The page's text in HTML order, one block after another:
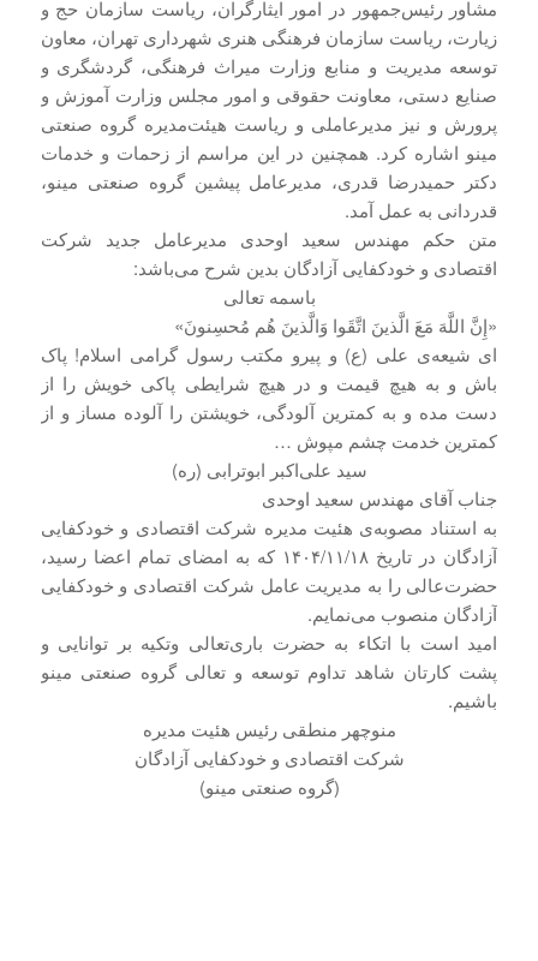
مشاور رئیس‌جمهور در امور ایثارگران، ریاست سازمان حج و
زیارت، ریاست سازمان فرهنگی هنری شهرداری تهران، معاون
توسعه مدیریت و منابع وزارت میراث فرهنگی، گردشگری و
صنایع دستی، معاونت حقوقی و امور مجلس وزارت آموزش و
پرورش و نیز مدیرعاملی و ریاست هیئت‌مدیره گروه صنعتی
مینو اشاره کرد. همچنین در این مراسم از زحمات و خدمات
دکتر حمیدرضا قدری، مدیرعامل پیشین گروه صنعتی مینو،
قدردانی به عمل آمد.
متن حکم مهندس سعید اوحدی مدیرعامل جدید شرکت
اقتصادی و خودکفایی آزادگان بدین شرح می‌باشد:
باسمه تعالی
«إِنَّ اللَّهَ مَعَ الَّذينَ اتَّقَوا وَالَّذينَ هُم مُحسِنونَ»
ای شیعه‌ی علی (ع) و پیرو مکتب رسول گرامی اسلام! پاک
باش و به هیچ قیمت و در هیچ شرایطی پاکی خویش را از
دست مده و به کمترین آلودگی، خویشتن را آلوده مساز و از
کمترین خدمت چشم مپوش …
سید علی‌اکبر ابوترابی (ره)
جناب آقای مهندس سعید اوحدی
به استناد مصوبه‌ی هئیت مدیره شرکت اقتصادی و خودکفایی
آزادگان در تاریخ ۱۴۰۴/۱۱/۱۸ که به امضای تمام اعضا رسید،
حضرت‌عالی را به مدیریت عامل شرکت اقتصادی و خودکفایی
آزادگان منصوب می‌نمایم.
امید است با اتکاء به حضرت باری‌تعالی وتکیه بر توانایی و
پشت کارتان شاهد تداوم توسعه و تعالی گروه صنعتی مینو
باشیم.
منوچهر منطقی رئیس هئیت مدیره
شرکت اقتصادی و خودکفایی آزادگان
(گروه صنعتی مینو)